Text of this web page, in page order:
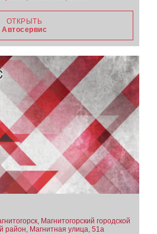
ОТКРЫТЬ
Автосервис
Магнитогорский городской
район, Магнитная улица, 51а